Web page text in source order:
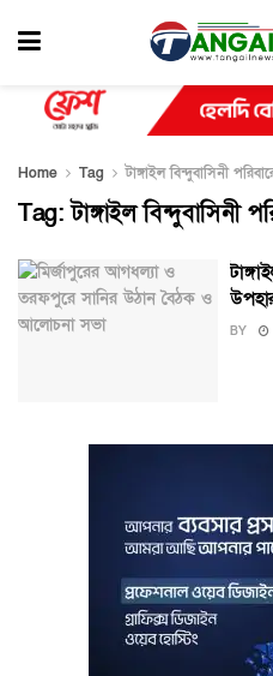
Home Tag টাঙ্গাইল বিন্দুবাসিনী
Tag:টাঙ্গাইল বিন্দুবাসিনী
BY